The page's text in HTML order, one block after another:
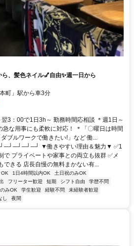
、髪色ネイル💅自由✨週一日から
町」駅から車3分
3：00で1日3h～ 勤務時間応相談 ＊週1日～
急な用事にも柔軟に対応！ ＊「〇曜日は時間
ブルワークで働きたい!」など 働...
▼働きやすい理由＆魅力▼ ✅1
で プライベートや家事との両立も抜群 ✅メ
できる 店長自慢の無料まかない有...
OK 1日4時間以内OK
土日祝のみOK
フリーター歓迎 短期 シフト自由
学歴不問
みOK 学生歓迎 経験不問
未経験者歓迎
し 夜間